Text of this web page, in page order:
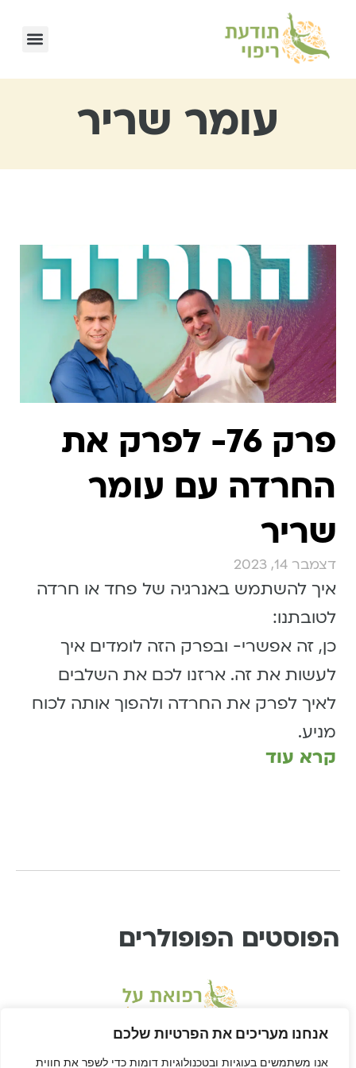
אנחנו מעריכים את הפרטיות שלכם
אנו משתמשים בעוגיות ובטכנולוגיות דומות כדי לשפר את חווית
עומר שריר
פרק 76- לפרק את
החרדה עם עומר
שריר
דצמבר 14, 2023
איך להשתמש באנרגיה של פחד או חרדה
לטובתנו:
כן, זה אפשרי- ובפרק הזה לומדים איך
לעשות את זה. ארזנו לכם את השלבים
לאיך לפרק את החרדה ולהפוך אותה לכוח
מניע.
קרא עוד
הפוסטים הפופולרים